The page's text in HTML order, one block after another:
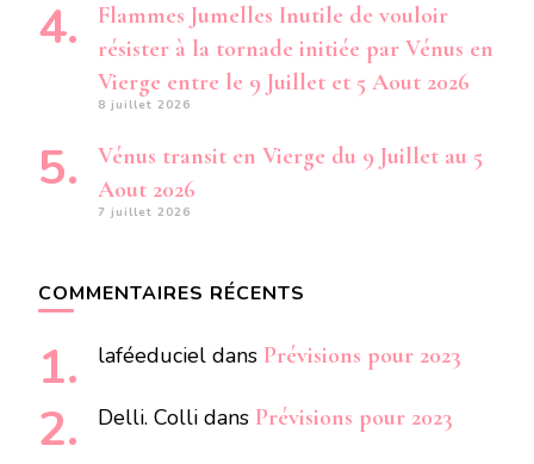
Flammes Jumelles Inutile de vouloir
résister à la tornade initiée par Vénus en
Vierge entre le 9 Juillet et 5 Aout 2026
8 juillet 2026
Vénus transit en Vierge du 9 Juillet au 5
Aout 2026
7 juillet 2026
COMMENTAIRES RÉCENTS
laféeduciel dans Prévisions pour 2023
Delli. Colli dans Prévisions pour 2023